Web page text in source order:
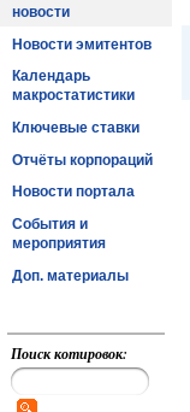
новости
Новости эмитентов
Календарь
макростатистики
Ключевые ставки
Отчёты корпораций
Новости портала
События и
мероприятия
Доп. материалы
Поиск котировок: